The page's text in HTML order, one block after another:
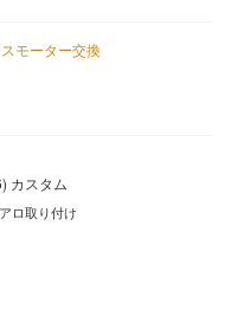
モーター交換
カスタム
ロ取り付け